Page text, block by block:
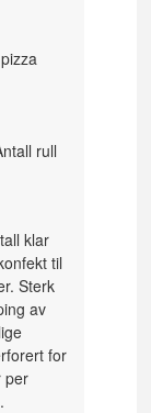
rull
klar
til
Sterk
av
for
per